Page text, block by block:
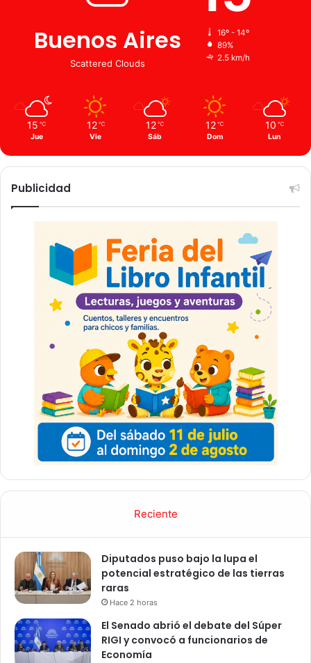
Buenos Aires
Scattered Clouds
16º - 14º
89%
2.5 km/h
15 ℃
Jue
12 ℃
Vie
12 ℃
Sáb
12 ℃
Dom
10 ℃
Lun
Publicidad
Reciente
Diputados puso bajo la lupa el
potencial estratégico de las tierras
raras
Hace 2 horas
El Senado abrió el debate del Súper
RIGI y convocó a funcionarios de
Economía